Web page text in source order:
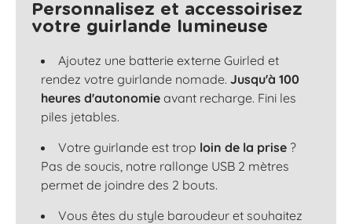
Personnalisez et accessoirisez
votre guirlande lumineuse
Ajoutez une batterie externe Guirled et
rendez votre guirlande nomade. Jusqu'à 100
heures d'autonomie avant recharge. Fini les
piles jetables.
Votre guirlande est trop loin de la prise ?
Pas de soucis, notre rallonge USB 2 mètres
permet de joindre des 2 bouts.
Vous êtes du style baroudeur et souhaitez